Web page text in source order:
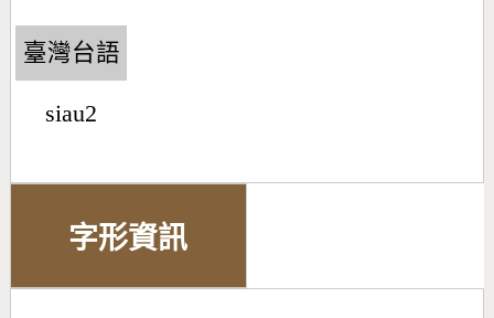
臺灣台語
siau2
字形資訊